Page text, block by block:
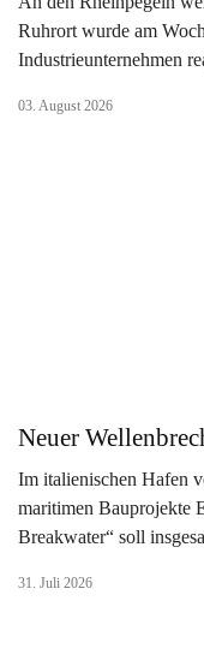
Ruhrort wurde am
Industrieunternehmen
03. August 2026
Neuer
Im italienischen Hafen
maritimen Bauprojekte
Breakwater“ soll
31. Juli 2026